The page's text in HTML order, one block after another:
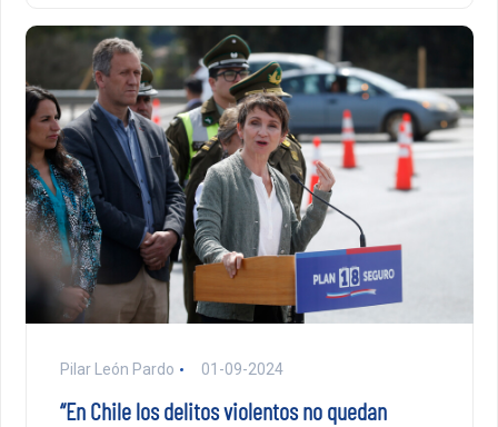
Pilar León Pardo 01-09-2024
“En Chile los delitos violentos no quedan